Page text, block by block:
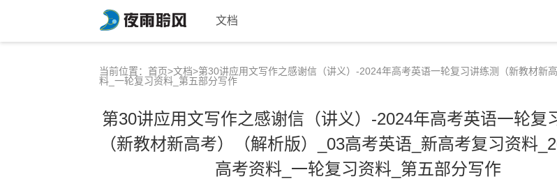
文档
当前位置： 首页>文档>第30讲应用文写作之感谢信（讲义）-2024年高考英语一轮复习讲练测（新教材新
料_一轮复习资料_第五部分写作
第30讲应用文写作之感谢信（讲义）-2024年高考英语一轮复
（新教材新高考）（解析版）_03高考英语_新高考复习资料
高考资料_一轮复习资料_第五部分写作